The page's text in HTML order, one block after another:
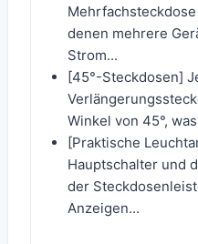
denen mehrere
Strom...
[45°-Steckdosen]
Winkel von 45°,
[Praktische
Hauptschalter und
der
Anzeigen...